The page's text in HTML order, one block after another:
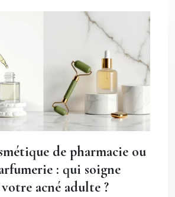
de pharmacie ou
: qui soigne
acné adulte ?